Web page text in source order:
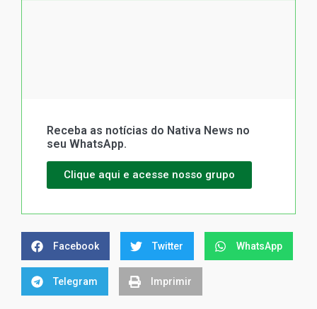
Receba as notícias do Nativa News no
seu WhatsApp.
Clique aqui e acesse nosso grupo
Facebook Twitter WhatsApp
Telegram Imprimir